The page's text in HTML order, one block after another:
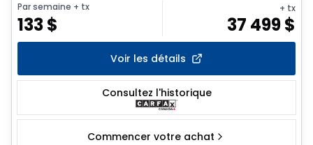
Par semaine + tx
133$
+ tx
37 499$
Voir les détails
Consultez l'historique
Commencer votre achat